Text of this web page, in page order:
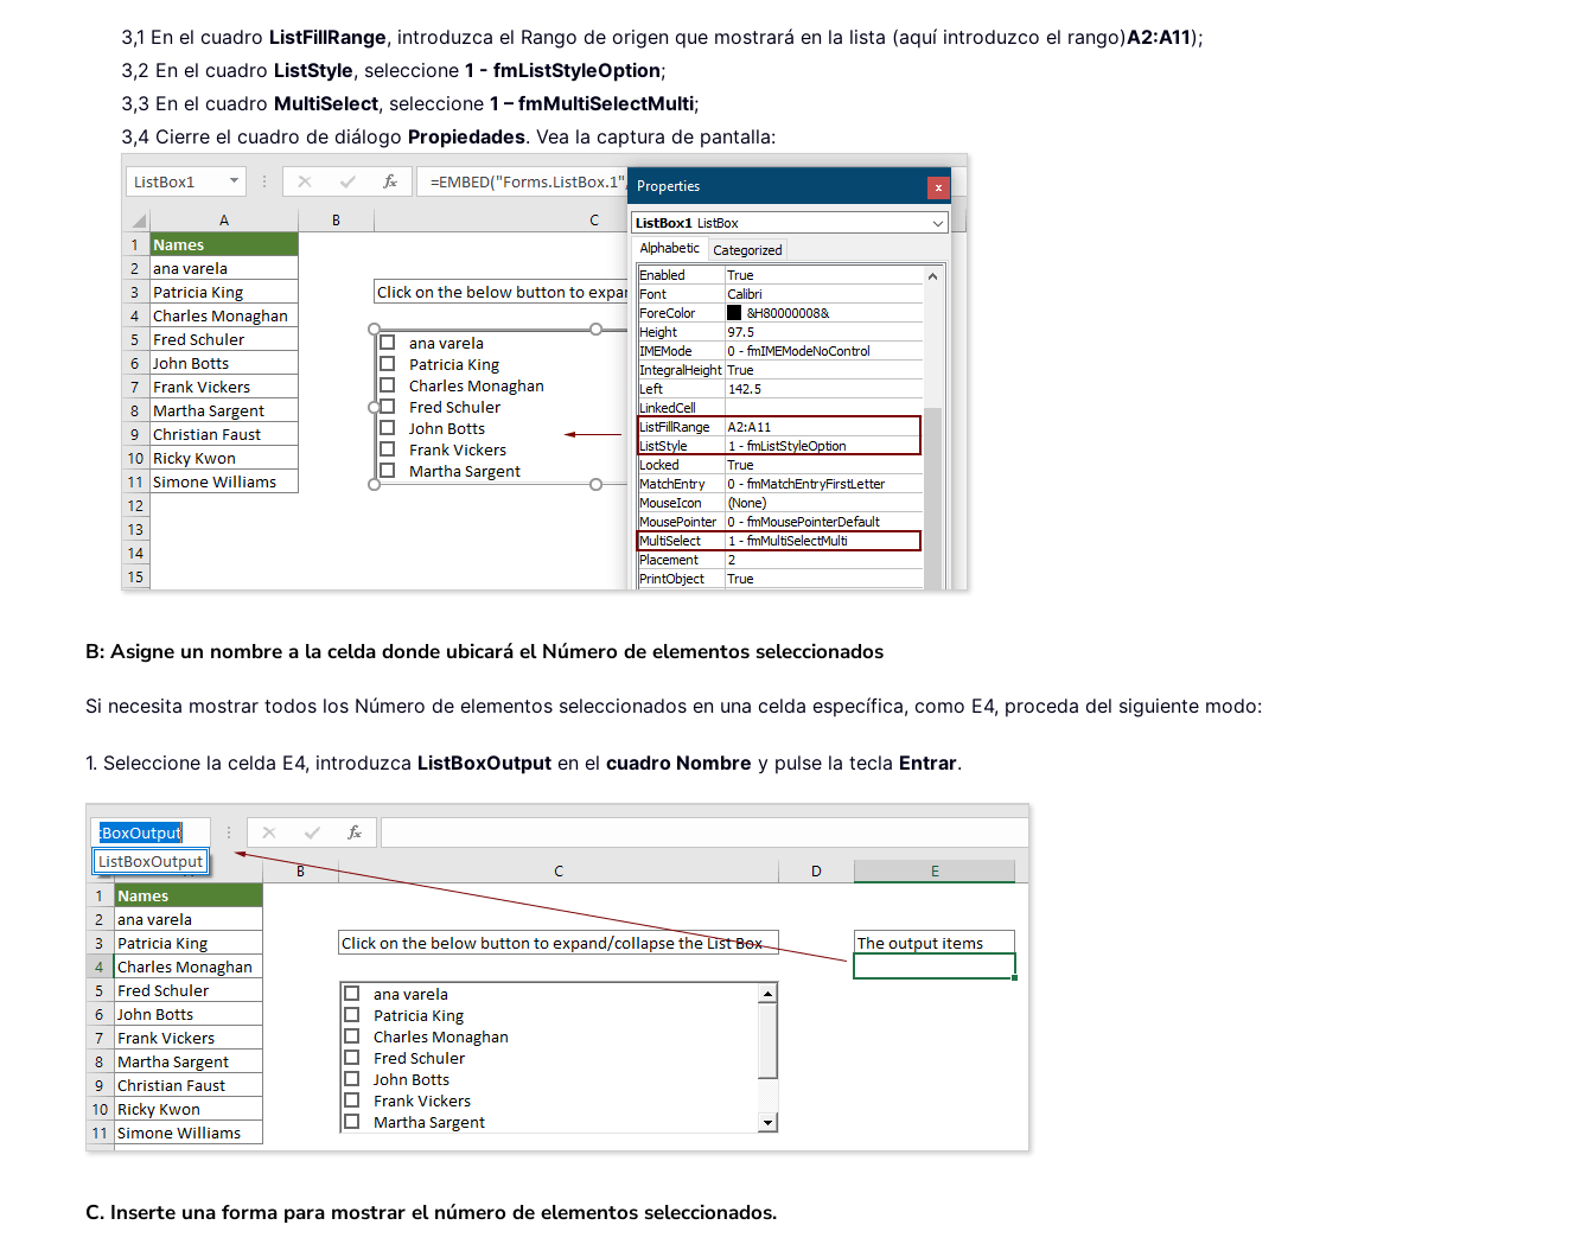
3,1 En el cuadro ListFillRange, introduzca el Rango de origen que mostrará en la lista (aquí introduzco el rango)A2:A11);
3,2 En el cuadro ListStyle, seleccione 1 - fmListStyleOption;
3,3 En el cuadro MultiSelect, seleccione 1 – fmMultiSelectMulti;
3,4 Cierre el cuadro de diálogo Propiedades. Vea la captura de pantalla:
B: Asigne un nombre a la celda donde ubicará el Número de elementos seleccionados
Si necesita mostrar todos los Número de elementos seleccionados en una celda específica, como E4, proceda del siguiente modo:
1. Seleccione la celda E4, introduzca ListBoxOutput en el cuadro Nombre y pulse la tecla Entrar.
C. Inserte una forma para mostrar el número de elementos seleccionados.